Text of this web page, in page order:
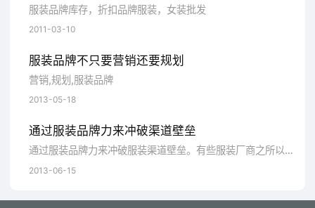
人对其服装的理解和个性在服装上的投射。
通过对创始人的品牌运作想法进行提炼和
提升，并进行艺术化地设计，在这个过程中把
某种文化内涵赋予这个特定的品牌。一旦这个
品牌文化内涵为目标市场所认可，在品牌与特
定的文化之间建立起有效的联想，这时品牌就
有文化内涵了。
服装品牌库存，折扣品牌服装，女装批发
2011-03-10
服装品牌不只要营销还要规划
营销,规划,服装品牌
2013-05-18
通过服装品牌力来冲破渠道壁垒
通过服装品牌力来冲破服装渠道壁垒。有些服装厂商之所以能出那么高的买断费用，在一定程度上可以表明该服装品牌不是很强势，因为，真正强势的服装品牌
2013-06-15